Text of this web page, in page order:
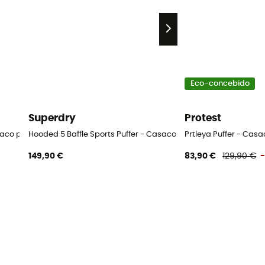
penas mulher
Superdry
Hooded 5 Baffle Sports Puffer - Casaco penas mulher
149,90 €
Eco-concebido
Protest
Prtleya Puffer -
83,90 € 129,90 € -